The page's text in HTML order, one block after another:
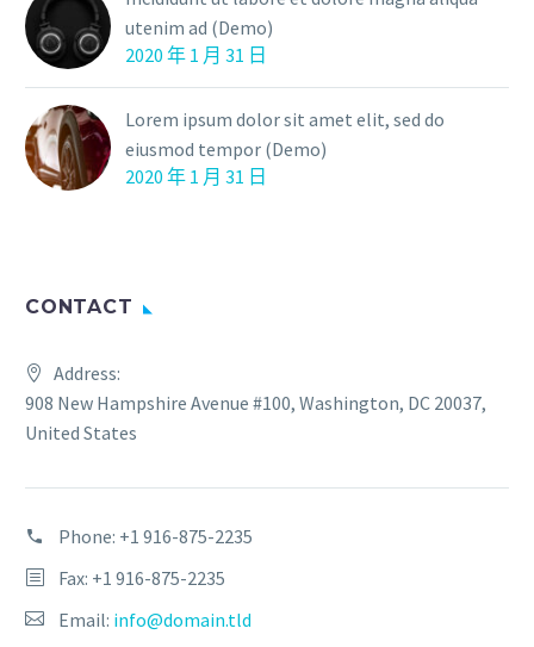
utenim ad (Demo)
2020 年 1 月 31 日
Lorem ipsum dolor sit amet elit, sed do
eiusmod tempor (Demo)
2020 年 1 月 31 日
CONTACT
Address:
908 New Hampshire Avenue #100, Washington, DC 20037,
United States
Phone: +1 916-875-2235
Fax: +1 916-875-2235
Email: info@domain.tld